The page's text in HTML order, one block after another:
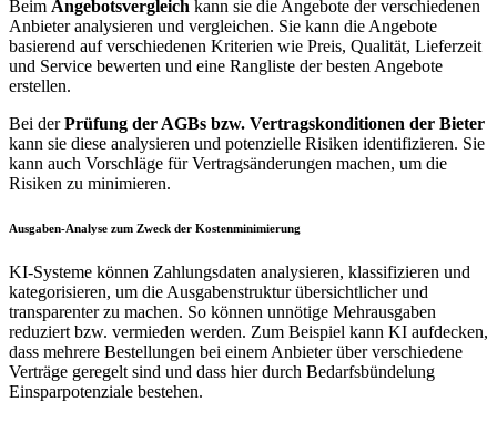
Beim Angebotsvergleich kann sie die Angebote der verschiedenen
Anbieter analysieren und vergleichen. Sie kann die Angebote
basierend auf verschiedenen Kriterien wie Preis, Qualität, Lieferzeit
und Service bewerten und eine Rangliste der besten Angebote
erstellen.
Bei derPrüfung der AGBs bzw. Vertragskonditionen der Bieter
kann sie diese analysieren und potenzielle Risiken identifizieren. Sie
kann auch Vorschläge für Vertragsänderungen machen, um die
Risiken zu minimieren.
Ausgaben-Analyse zum Zweck der Kostenminimierung
KI-Systeme können Zahlungsdaten analysieren, klassifizieren und
kategorisieren, um die Ausgabenstruktur übersichtlicher und
transparenter zu machen. So können unnötige Mehrausgaben
reduziert bzw. vermieden werden. Zum Beispiel kann KI aufdecken,
dass mehrere Bestellungen bei einem Anbieter über verschiedene
Verträge geregelt sind und dass hier durch Bedarfsbündelung
Einsparpotenziale bestehen.